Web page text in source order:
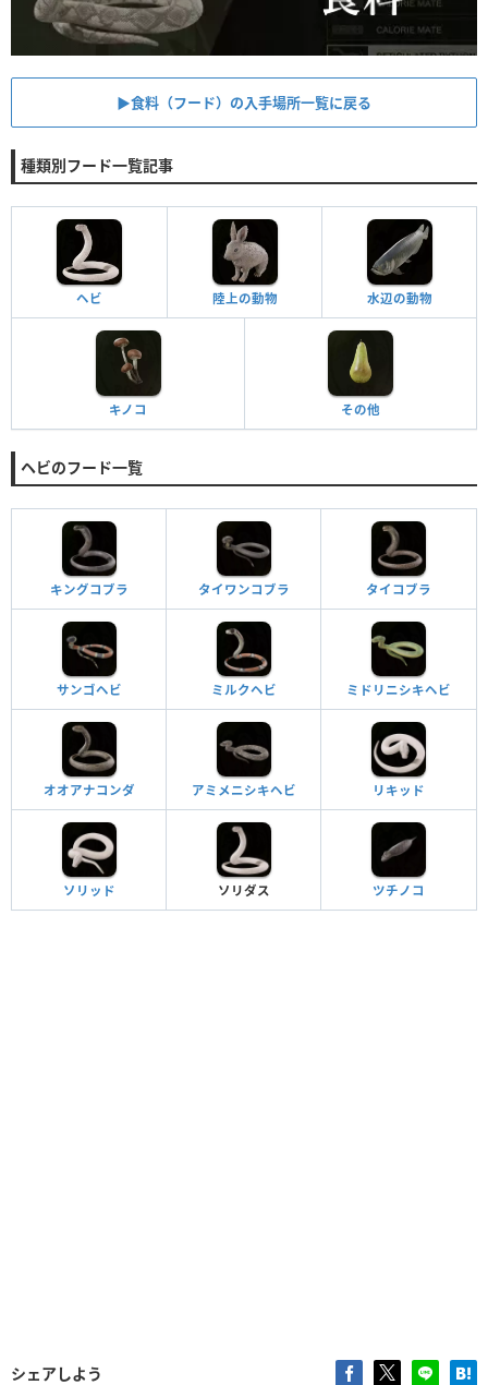
▶︎食料（フード）の入手場所一覧に戻る
種類別フード一覧記事
ヘビ 陸上の動物 水辺の動物
キノコ その他
ヘビのフード一覧
キングコブラ タイワンコブラ タイコブラ
サンゴヘビ ミルクヘビ ミドリニシキヘビ
オオアナコンダ アミメニシキヘビ リキッド
ソリッド ソリダス ツチノコ
シェアしよう